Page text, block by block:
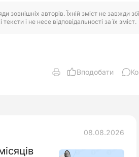
зовнішніх авторів. Їхній зміст не завжди
і не несе відповідальності за їх зміст.
Вподобати
08.08.2026